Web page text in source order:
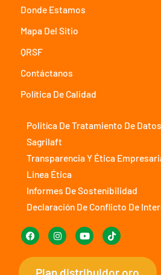
Donde Estamos
Mapa Del Sitio
QRSF
Contáctanos
Política De Calidad
Politíca De Tratamiento De Datos
Sagrilaft
Transparencia Y Ética
Linea Ética
Informes De Sostenibilidad
Declaración De Conflicto De